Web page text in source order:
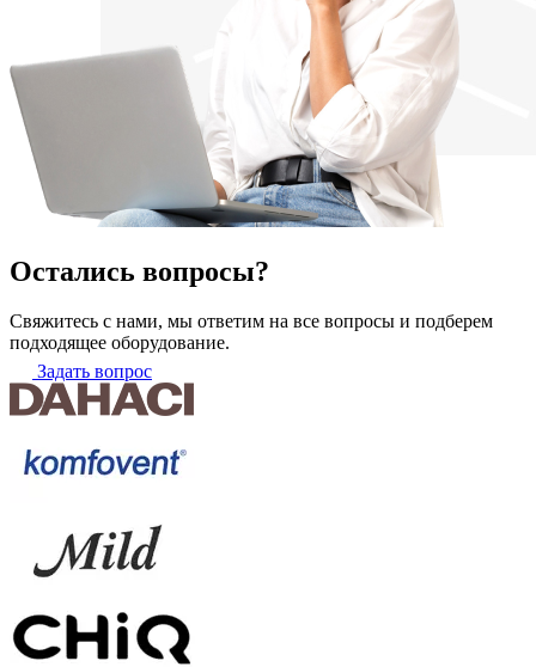
Остались вопросы?
Свяжитесь с нами, мы ответим на все вопросы и подберем
подходящее оборудование.
Задать вопрос